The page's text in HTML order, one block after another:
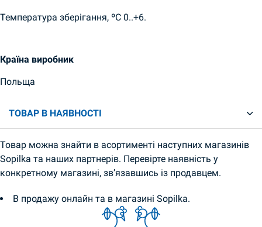
Температура зберігання, ºC 0..+6.
Країна виробник
Польща
ТОВАР В НАЯВНОСТІ
Товар можна знайти в асортименті наступних магазинів
Sopilka та наших партнерів. Перевірте наявність у
конкретному магазині, зв’язавшись із продавцем.
В продажу онлайн та в магазині Sopilka.